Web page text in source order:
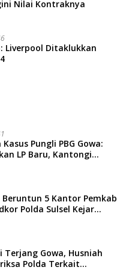
Nilai Kontraknya
Liverpool Ditaklukkan
Pungli PBG Gowa:
LP Baru, Kantongi
Beruntun 5 Kantor Pemkab
Polda Sulsel Kejar
Terjang Gowa, Husniah
Polda Terkait